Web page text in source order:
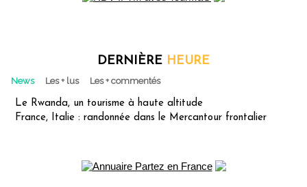
DERNIÈRE HEURE
News Les + lus Les + commentés
Le Rwanda, un tourisme à haute altitude
France, Italie : randonnée dans le Mercantour frontalier